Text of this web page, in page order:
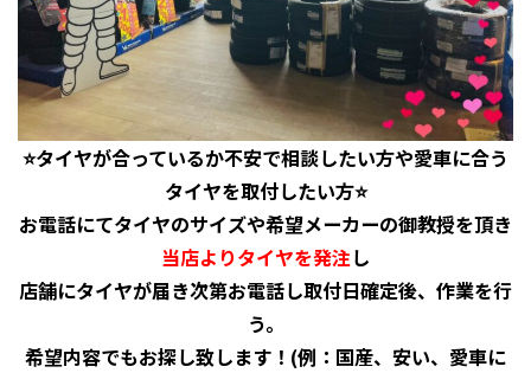
⭐️タイヤが合っているか不安で相談したい方や愛車に合う
タイヤを取付したい方⭐️
お電話にてタイヤのサイズや希望メーカーの御教授を頂き
当店よりタイヤを発注し
店舗にタイヤが届き次第お電話し取付日確定後、作業を行
う。
希望内容でもお探し致します！(例：国産、安い、愛車に